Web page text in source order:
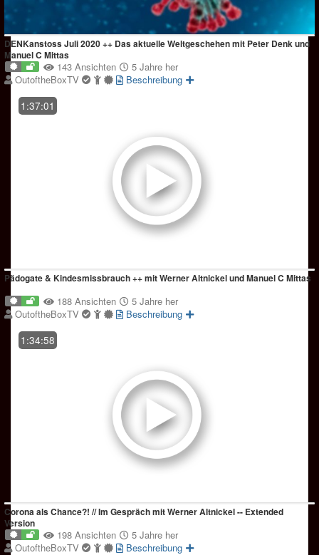
DENKanstoss Juli 2020 ++ Das aktuelle Weltgeschehen mit Peter Denk und
Manuel C Mittas
143 Ansichten
5 Jahre her
OutoftheBoxTV
Beschreibung
1:37:01
Pädogate & Kindesmissbrauch ++ mit Werner Altnickel und Manuel C Mittas
188 Ansichten
5 Jahre her
OutoftheBoxTV
Beschreibung
1:34:58
Corona als Chance?! // Im Gespräch mit Werner Altnickel -- Extended
Version
198 Ansichten
5 Jahre her
OutoftheBoxTV
Beschreibung